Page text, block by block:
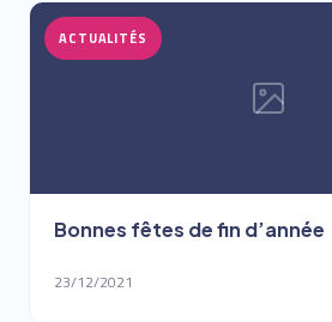
ACTUALITÉS
Bonnes fêtes de fin d’année
23/12/2021